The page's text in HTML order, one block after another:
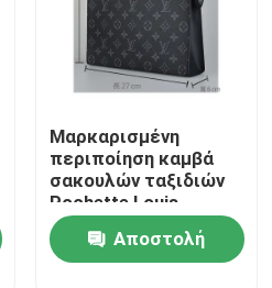
Μαρκαρισμένη
περιποίηση καμβά
σακουλών ταξιδιών
Pochette Louis
Vuitton τσαντών των
ατόμων
μονογραμμάτων
Αποστολή